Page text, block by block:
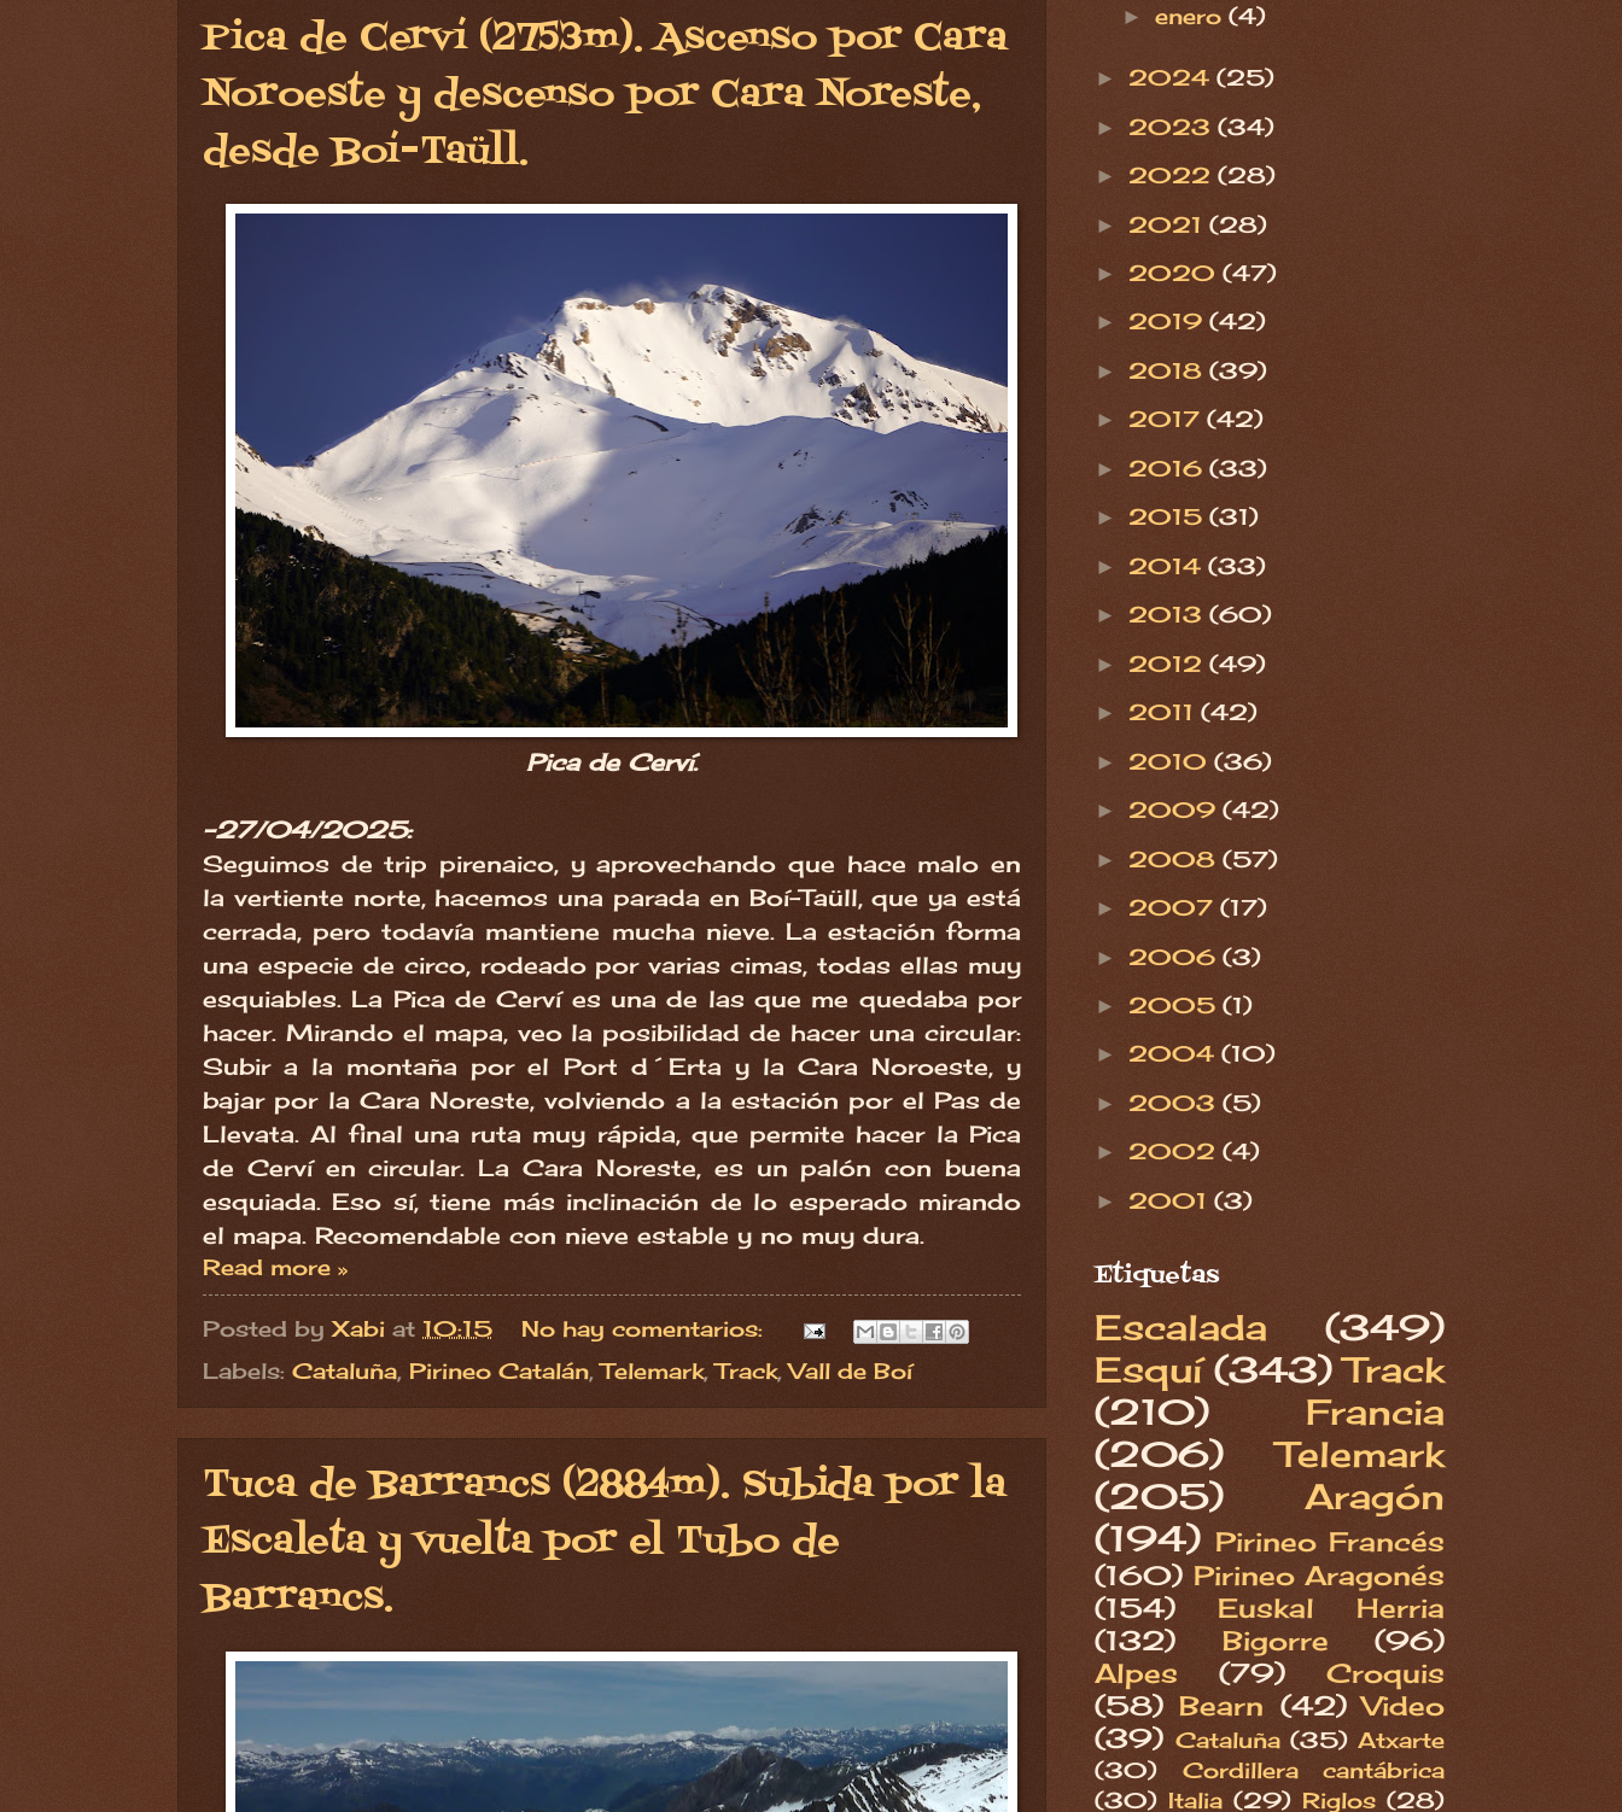
Pica de Cerví (2753m). Ascenso por Cara
Noroeste y descenso por Cara Noreste,
desde Boí-Taüll.
Pica de Cerví.
-27/04/2025:
Seguimos de trip pirenaico, y aprovechando que hace malo en
la vertiente norte, hacemos una parada en Boí-Taüll, que ya está
cerrada, pero todavía mantiene mucha nieve. La estación forma
una especie de circo, rodeado por varias cimas, todas ellas muy
esquiables. La Pica de Cerví es una de las que me quedaba por
hacer. Mirando el mapa, veo la posibilidad de hacer una circular:
Subir a la montaña por el Port d´Erta y la Cara Noroeste, y
bajar por la Cara Noreste, volviendo a la estación por el Pas de
Llevata. Al final una ruta muy rápida, que permite hacer la Pica
de Cerví en circular. La Cara Noreste, es un palón con buena
esquiada. Eso sí, tiene más inclinación de lo esperado mirando
el mapa. Recomendable con nieve estable y no muy dura.
Read more »
Posted byXabi at 10:15
No hay comentarios:
Labels: Cataluña, Pirineo Catalán,Telemark,Track,Vall de Boí
Tuca de Barrancs (2884m). Subida por la
Escaleta y vuelta por el Tubo de
Barrancs.
►enero(4)
► 2024 (25)
► 2023 (34)
► 2022 (28)
► 2021 (28)
► 2020 (47)
► 2019 (42)
► 2018 (39)
► 2017 (42)
► 2016 (33)
► 2015 (31)
► 2014 (33)
► 2013 (60)
► 2012 (49)
► 2011 (42)
► 2010 (36)
► 2009 (42)
► 2008 (57)
► 2007 (17)
► 2006 (3)
► 2005 (1)
► 2004 (10)
► 2003 (5)
► 2002 (4)
► 2001 (3)
Etiquetas
Escalada
(349)
Esquí (343) Track
(210)
Francia
(206)
Telemark
(205)
Aragón
(194) Pirineo Francés
(160) Pirineo Aragonés
(154)
Euskal Herria
(132)
Bigorre
(96)
Alpes
(79)
Croquis
(58) Bearn (42) Video
(39) Cataluña (35) Atxarte
(30)
Cordillera cantábrica
(30) Italia (29) Riglos (28)